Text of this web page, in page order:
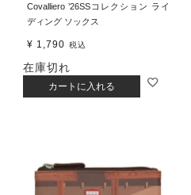
Covalliero ’26SSコレクション ライ
ディング ソックス
¥ 1,790 税込
在庫切れ
カートに入れる